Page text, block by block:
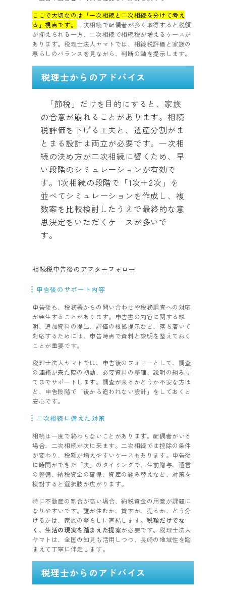
ここで大切なのは「一次相続と二次相続を分けて考え
る」視点です。 一次相続で配偶者が多く取得すると税額
が抑えられる一方、二次相続で相続税が増えるケースが
あります。税理士法人ヤマトでは、相続税評価と家族の
暮らしのバランスを見ながら、判断の軸を提示します。
税理士からのアドバイス
「節税」だけを目的にすると、家族
の合意が崩れることがあります。相続
税評価を下げる工夫と、遺産分割がま
とまる設計は両立が必要です。一次相
続の決め方が二次相続に響くため、早
い段階のシミュレーションが有効で
す。1次相続の段階で「1次＋2次」を
並べてシミュレーションを作成し、複
数案を比較検討したうえで最終的な意
思決定をいただくケースが多いで
す。
相続税申告後のアフターフォロー
申告後のサポート内容
申告後も、税務署からの問い合わせや税務調査への対応
が発生することがあります。申告書の内容に関する説
明、追加資料の提出、評価の根拠提示など、落ち着いて
対応するためには、申告時点で資料と説明を整えておく
ことが重要です。
税理士法人ヤマトでは、申告後のフォローとして、調査
の連絡が来た際の初動、必要資料の整理、説明の組み立
てまでサポートします。調査が来るかどうか不安な方ほ
ど、申告段階で「後から追われない設計」をしておくと
安心です。
二次相続に備えた対策
相続は一度で終わらないことがあります。配偶者がいる
場合、二次相続が次に来ます。二次相続では控除の条件
が変わり、税額が増えやすいケースもあります。申告後
に時間ができた「次」のタイミングで、生前贈与、遺言
の整備、納税資金の確保、資産の組み替えなど、対策を
検討すると選択肢が広がります。
特に不動産の割合が高い場合、納税資金の用意が課題に
なりやすいです。誰が住むか、貸すか、売るか、どう分
けるかは、家族の暮らしに直結します。 税額だけでな
く、生活の現実を踏まえた提案が必要です。税理士法人
ヤマトは、全国の知見も活用しつつ、長崎の地域性を踏
まえて丁寧に伴走します。
税理士からのアドバイス